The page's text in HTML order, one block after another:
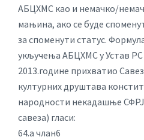
АБЦХМС као и немачко/
мањина, ако се буде
за споменути статус.
укључења АБЦХМС у Устав РС
2013.године прихватио
културних друштава
народности некадашње
савеза) гласи:
64.а члан6